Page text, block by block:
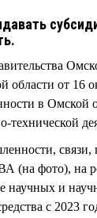
области от 16
в Омской
связи,
фото), на
научных и
с 2023